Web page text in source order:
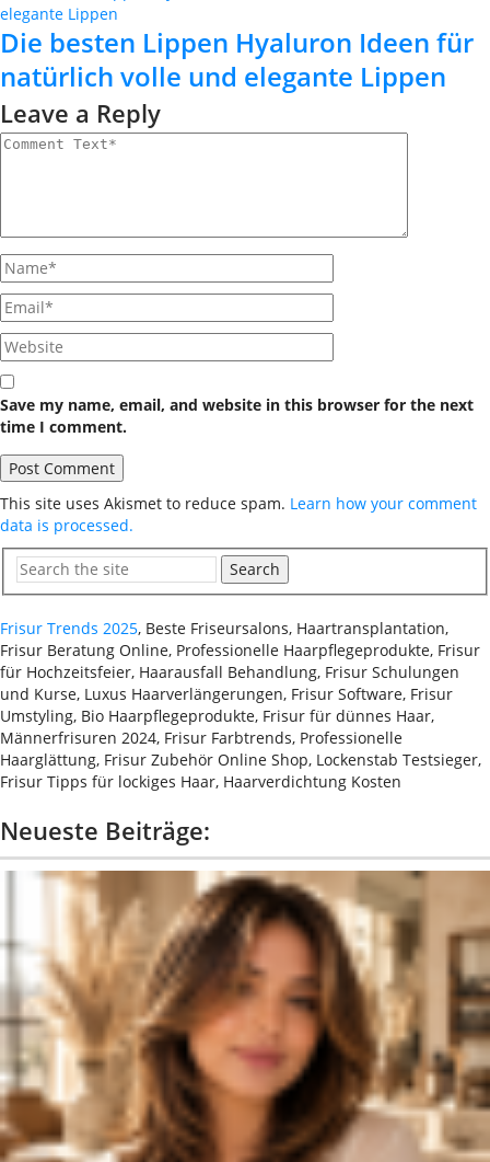
Die besten Lippen Hyaluron Ideen für
natürlich volle und elegante Lippen
Leave a Reply
Save my name, email, and website in this browser for the next
time I comment.
This site uses Akismet to reduce spam. Learn how your comment
data is processed.
Search
Frisur Trends 2025, Beste Friseursalons, Haartransplantation,
Frisur Beratung Online, Professionelle Haarpflegeprodukte, Frisur
für Hochzeitsfeier, Haarausfall Behandlung, Frisur Schulungen
und Kurse, Luxus Haarverlängerungen, Frisur Software, Frisur
Umstyling, Bio Haarpflegeprodukte, Frisur für dünnes Haar,
Männerfrisuren 2024, Frisur Farbtrends, Professionelle
Haarglättung, Frisur Zubehör Online Shop, Lockenstab Testsieger,
Frisur Tipps für lockiges Haar, Haarverdichtung Kosten
Neueste Beiträge: